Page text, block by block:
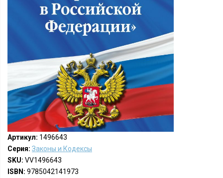
Артикул: 1496643
Серия: Законы и Кодексы
SKU: VV1496643
ISBN: 9785042141973